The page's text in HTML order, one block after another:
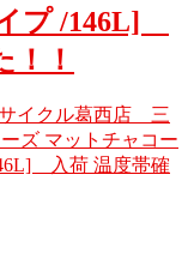
プ /146L]
！！
サイクル葛西店 三
ズ マットチャコー
入荷 温度帯確